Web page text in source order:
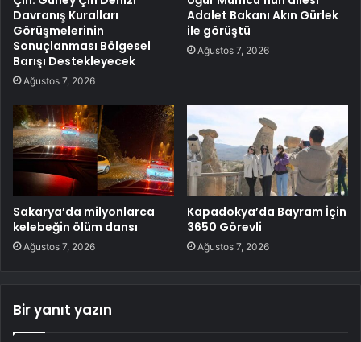
Davranış Kuralları
Görüşmelerinin
Sonuçlanması Bölgesel
Barışı Destekleyecek
Ağustos 7, 2026
Adalet Bakanı Akın Gürlek
ile görüştü
Ağustos 7, 2026
Sakarya’da milyonlarca
kelebeğin ölüm dansı
Ağustos 7, 2026
Kapadokya’da Bayram İçin
3650 Görevli
Ağustos 7, 2026
Bir yanıt yazın